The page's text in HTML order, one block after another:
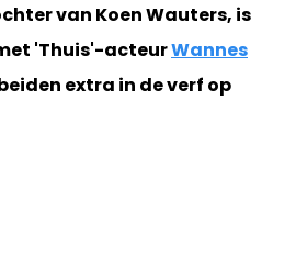
van Koen Wauters, is
'Thuis'-acteurWannes
extra in de verf op